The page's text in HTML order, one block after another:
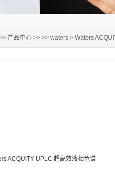
产品中心 >> >> waters > Waters